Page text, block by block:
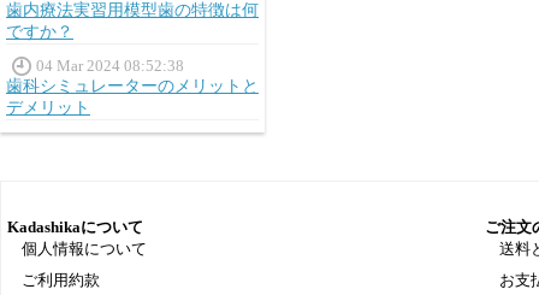
歯内療法実習用模型歯の特徴は何
ですか？
04 Mar 2024 08:52:38
歯科シミュレーターのメリットと
デメリット
Kadashikaについて
個人情報について
ご利用約款
ご注文
送料
お支